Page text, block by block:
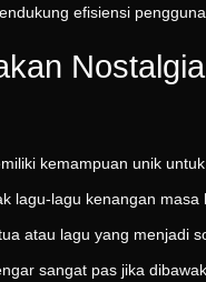
efisiensi
kemampuan unik
lagu-lagu kenangan masa
atau lagu yang menjadi
sangat pas jika